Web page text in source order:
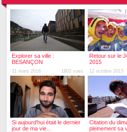
Explorer sa ville :
BESANÇON
31 mars 2016 1802 vues
Retour sur le
2015
12 octobre 2015
Si aujourd'hui était le dernier
jour de ma vie...
Citation du
pleinement sa